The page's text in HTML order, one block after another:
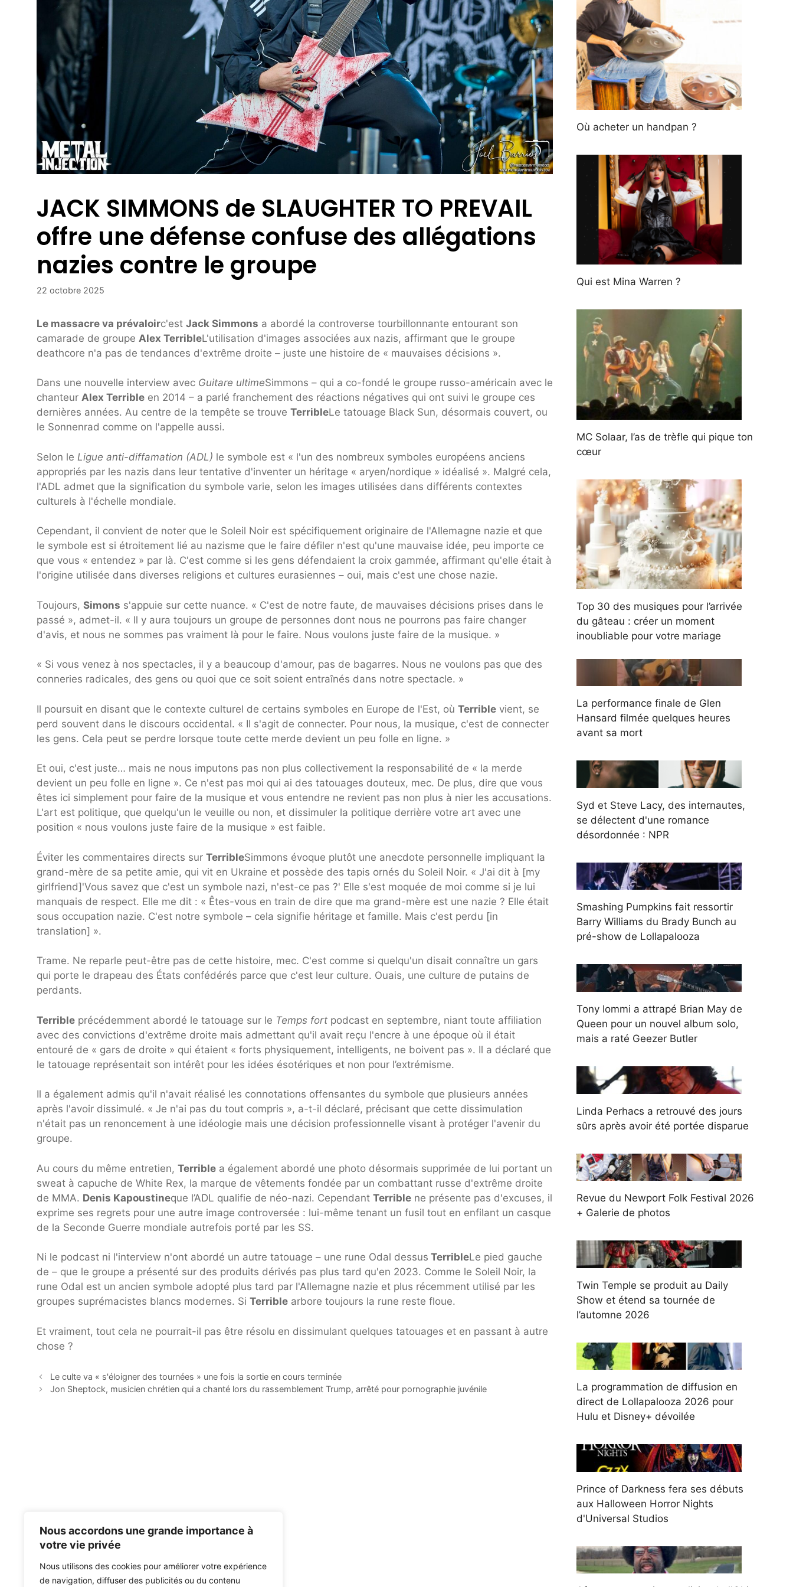
Nous accordons une grande importance à
votre vie privée
Nous utilisons des cookies pour améliorer votre expérience
de navigation, diffuser des publicités ou du contenu
JACK SIMMONS de SLAUGHTER TO PREVAIL
offre une défense confuse des allégations
nazies contre le groupe
22 octobre 2025
Le massacre va prévaloirc'est Jack Simmons a abordé la controverse tourbillonnante entourant son
camarade de groupe Alex TerribleL'utilisation d'images associées aux nazis, affirmant que le groupe
deathcore n'a pas de tendances d'extrême droite – juste une histoire de « mauvaises décisions ».
Dans une nouvelle interview avec Guitare ultimeSimmons – qui a co-fondé le groupe russo-américain avec le
chanteur Alex Terrible en 2014 – a parlé franchement des réactions négatives qui ont suivi le groupe ces
dernières années. Au centre de la tempête se trouve TerribleLe tatouage Black Sun, désormais couvert, ou
le Sonnenrad comme on l'appelle aussi.
Selon le Ligue anti-diffamation (ADL) le symbole est « l'un des nombreux symboles européens anciens
appropriés par les nazis dans leur tentative d'inventer un héritage « aryen/nordique » idéalisé ». Malgré cela,
l'ADL admet que la signification du symbole varie, selon les images utilisées dans différents contextes
culturels à l'échelle mondiale.
Cependant, il convient de noter que le Soleil Noir est spécifiquement originaire de l'Allemagne nazie et que
le symbole est si étroitement lié au nazisme que le faire défiler n'est qu'une mauvaise idée, peu importe ce
que vous « entendez » par là. C'est comme si les gens défendaient la croix gammée, affirmant qu'elle était à
l'origine utilisée dans diverses religions et cultures eurasiennes – oui, mais c'est une chose nazie.
Toujours, Simons s'appuie sur cette nuance. « C'est de notre faute, de mauvaises décisions prises dans le
passé », admet-il. « Il y aura toujours un groupe de personnes dont nous ne pourrons pas faire changer
d'avis, et nous ne sommes pas vraiment là pour le faire. Nous voulons juste faire de la musique. »
« Si vous venez à nos spectacles, il y a beaucoup d'amour, pas de bagarres. Nous ne voulons pas que des
conneries radicales, des gens ou quoi que ce soit soient entraînés dans notre spectacle. »
Il poursuit en disant que le contexte culturel de certains symboles en Europe de l'Est, où Terrible vient, se
perd souvent dans le discours occidental. « Il s'agit de connecter. Pour nous, la musique, c'est de connecter
les gens. Cela peut se perdre lorsque toute cette merde devient un peu folle en ligne. »
Et oui, c'est juste… mais ne nous imputons pas non plus collectivement la responsabilité de « la merde
devient un peu folle en ligne ». Ce n'est pas moi qui ai des tatouages ​​douteux, mec. De plus, dire que vous
êtes ici simplement pour faire de la musique et vous entendre ne revient pas non plus à nier les accusations.
L'art est politique, que quelqu'un le veuille ou non, et dissimuler la politique derrière votre art avec une
position « nous voulons juste faire de la musique » est faible.
Éviter les commentaires directs sur TerribleSimmons évoque plutôt une anecdote personnelle impliquant la
grand-mère de sa petite amie, qui vit en Ukraine et possède des tapis ornés du Soleil Noir. « J'ai dit à [my
girlfriend]'Vous savez que c'est un symbole nazi, n'est-ce pas ?' Elle s'est moquée de moi comme si je lui
manquais de respect. Elle me dit : « Êtes-vous en train de dire que ma grand-mère est une nazie ? Elle était
sous occupation nazie. C'est notre symbole – cela signifie héritage et famille. Mais c'est perdu [in
translation] ».
Trame. Ne reparle peut-être pas de cette histoire, mec. C'est comme si quelqu'un disait connaître un gars
qui porte le drapeau des États confédérés parce que c'est leur culture. Ouais, une culture de putains de
perdants.
Terrible précédemment abordé le tatouage sur le Temps fort podcast en septembre, niant toute affiliation
avec des convictions d'extrême droite mais admettant qu'il avait reçu l'encre à une époque où il était
entouré de « gars de droite » qui étaient « forts physiquement, intelligents, ne boivent pas ». Il a déclaré que
le tatouage représentait son intérêt pour les idées ésotériques et non pour l’extrémisme.
Il a également admis qu'il n'avait réalisé les connotations offensantes du symbole que plusieurs années
après l'avoir dissimulé. « Je n'ai pas du tout compris », a-t-il déclaré, précisant que cette dissimulation
n'était pas un renoncement à une idéologie mais une décision professionnelle visant à protéger l'avenir du
groupe.
Au cours du même entretien, Terrible a également abordé une photo désormais supprimée de lui portant un
sweat à capuche de White Rex, la marque de vêtements fondée par un combattant russe d'extrême droite
de MMA. Denis Kapoustineque l’ADL qualifie de néo-nazi. Cependant Terrible ne présente pas d'excuses, il
exprime ses regrets pour une autre image controversée : lui-même tenant un fusil tout en enfilant un casque
de la Seconde Guerre mondiale autrefois porté par les SS.
Ni le podcast ni l'interview n'ont abordé un autre tatouage – une rune Odal dessus TerribleLe pied gauche
de – que le groupe a présenté sur des produits dérivés pas plus tard qu'en 2023. Comme le Soleil Noir, la
rune Odal est un ancien symbole adopté plus tard par l'Allemagne nazie et plus récemment utilisé par les
groupes suprémacistes blancs modernes. Si Terrible arbore toujours la rune reste floue.
Et vraiment, tout cela ne pourrait-il pas être résolu en dissimulant quelques tatouages ​​et en passant à autre
chose ?
Le culte va « s'éloigner des tournées » une fois la sortie en cours terminée
Jon Sheptock, musicien chrétien qui a chanté lors du rassemblement Trump, arrêté pour pornographie juvénile
Où acheter un handpan ?
Qui est Mina Warren ?
MC Solaar, l’as de trèfle qui pique ton
cœur
Top 30 des musiques pour l’arrivée
du gâteau : créer un moment
inoubliable pour votre mariage
La performance finale de Glen
Hansard filmée quelques heures
avant sa mort
Syd et Steve Lacy, des internautes,
se délectent d'une romance
désordonnée : NPR
Smashing Pumpkins fait ressortir
Barry Williams du Brady Bunch au
pré-show de Lollapalooza
Tony Iommi a attrapé Brian May de
Queen pour un nouvel album solo,
mais a raté Geezer Butler
Linda Perhacs a retrouvé des jours
sûrs après avoir été portée disparue
Revue du Newport Folk Festival 2026
+ Galerie de photos
Twin Temple se produit au Daily
Show et étend sa tournée de
l’automne 2026
La programmation de diffusion en
direct de Lollapalooza 2026 pour
Hulu et Disney+ dévoilée
Prince of Darkness fera ses débuts
aux Halloween Horror Nights
d'Universal Studios